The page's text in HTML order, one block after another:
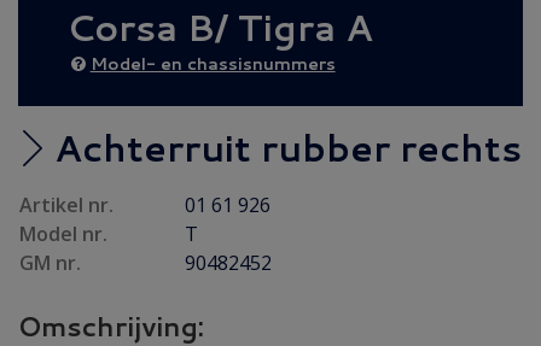
Diesel AANBIEDING (21)
Achteras (17)
Bumper/ Spoiler/ Spiegel
(58)
Carrosserie (71)
Carrosserie plaatwerk(43)
Electrisch/ Verlichting
Folders/ Boeken/ Modellen
Corsa B/ Tigra A
Model- en chassisnummers
Achterruit rubber rechts
Artikel nr.
01 61 926
Model nr.
T
GM nr.
90482452
Omschrijving: